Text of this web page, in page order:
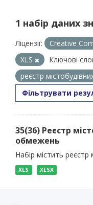
1 набір даних
Ліцензії: Creative
XLS
Ключові
реєстр
Фільтрувати
35(36) Реєстр
обмежень
Набір містить
XLS XLSX